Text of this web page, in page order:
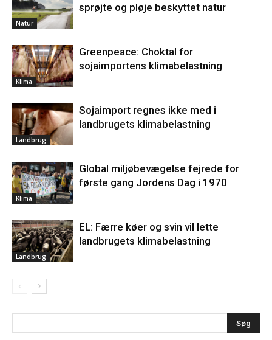
Natur
sprøjte og pløje beskyttet natur
Klima
Greenpeace: Choktal for
sojaimportens klimabelastning
Landbrug
Sojaimport regnes ikke med i
landbrugets klimabelastning
Klima
Global miljøbevægelse fejrede for
første gang Jordens Dag i 1970
Landbrug
EL: Færre køer og svin vil lette
landbrugets klimabelastning